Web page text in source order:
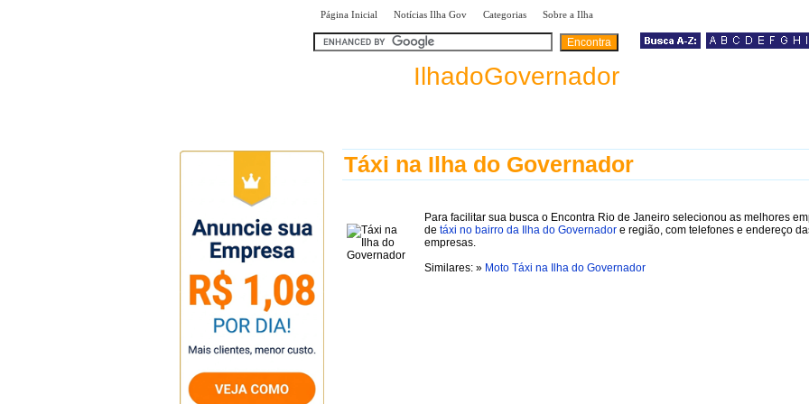
Página Inicial Notícias Ilha Gov Categorias Sobre a Ilha
IlhadoGovernador
Táxi na Ilha do Governador
Para facilitar sua busca o Encontra Rio de Janeiro selecionou as melhores
de táxi no bairro da Ilha do Governador e região, com telefones e endereço
empresas.
Similares: » Moto Táxi na Ilha do Governador